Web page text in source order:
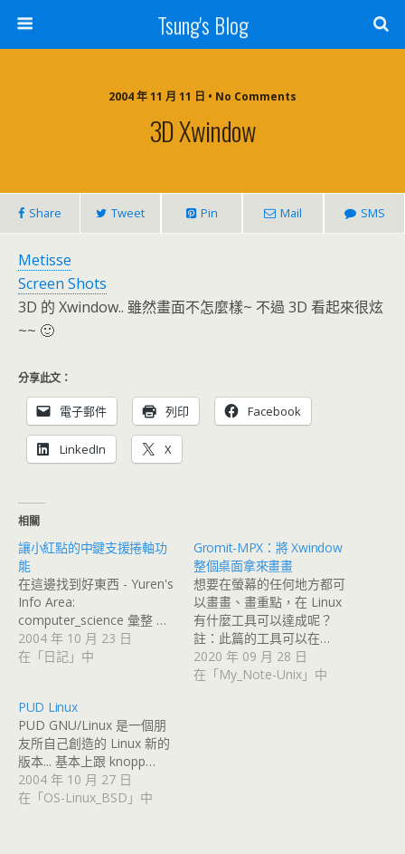
Tsung's Blog
2004 年 11 月 11 日 • No Comments
3D Xwindow
Share Tweet Pin Mail SMS
Metisse
Screen Shots
3D 的 Xwindow.. 雖然畫面不怎麼樣~ 不過 3D 看起來很炫
~~ 🙂
分享此文：
電子郵件 列印 Facebook
LinkedIn X
相關
讓小紅點的中鍵支援捲軸功
能
在這邊找到好東西 - Yuren's
Info Area:
computer_science 彙整 …
2004 年 10 月 23 日
在「日記」中
Gromit-MPX：將 Xwindow
整個桌面拿來畫畫
想要在螢幕的任何地方都可
以畫畫、畫重點，在 Linux
有什麼工具可以達成呢？
註：此篇的工具可以在…
2020 年 09 月 28 日
在「My_Note-Unix」中
PUD Linux
PUD GNU/Linux 是一個朋
友所自己創造的 Linux 新的
版本... 基本上跟 knopp…
2004 年 10 月 27 日
在「OS-Linux_BSD」中